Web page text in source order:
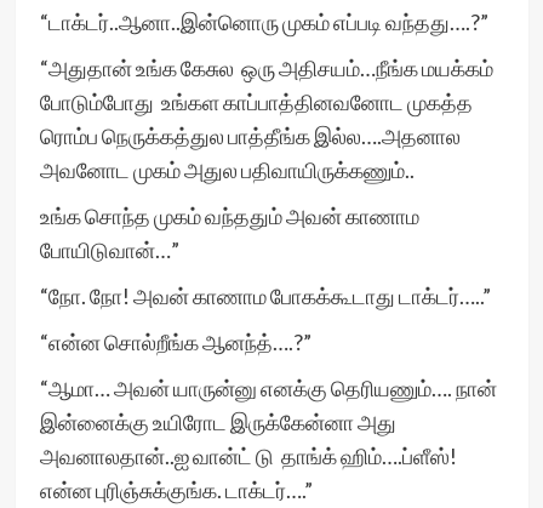
“டாக்டர்..ஆனா..இன்னொரு முகம் எப்படி வந்தது….?”
“அதுதான் உங்க கேசுல ஒரு அதிசயம்…நீங்க மயக்கம்
போடும்போது உங்கள காப்பாத்தினவனோட முகத்த
ரொம்ப நெருக்கத்துல பாத்தீங்க இல்ல….அதனால
அவனோட முகம் அதுல பதிவாயிருக்கணும்..
உங்க சொந்த முகம் வந்ததும் அவன் காணாம
போயிடுவான்…”
“நோ. நோ! அவன் காணாம போகக்கூடாது டாக்டர்…..”
“என்ன சொல்றீங்க ஆனந்த்….?”
“ஆமா… அவன் யாருன்னு எனக்கு தெரியணும்…. நான்
இன்னைக்கு உயிரோட இருக்கேன்னா அது
அவனாலதான்..ஐ வான்ட் டு தாங்க் ஹிம்….ப்ளீஸ்!
என்ன புரிஞ்சுக்குங்க. டாக்டர்….”